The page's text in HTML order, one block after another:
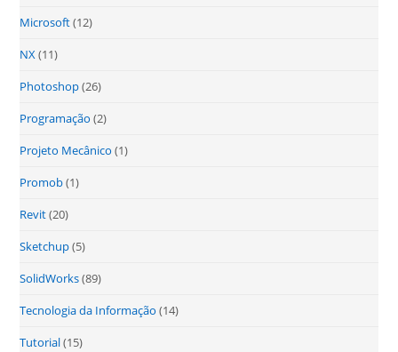
Microsoft(12)
NX(11)
Photoshop(26)
Programação (2)
Projeto Mecânico (1)
Promob(1)
Revit(20)
Sketchup(5)
SolidWorks(89)
Tecnologia da Informação (14)
Tutorial(15)